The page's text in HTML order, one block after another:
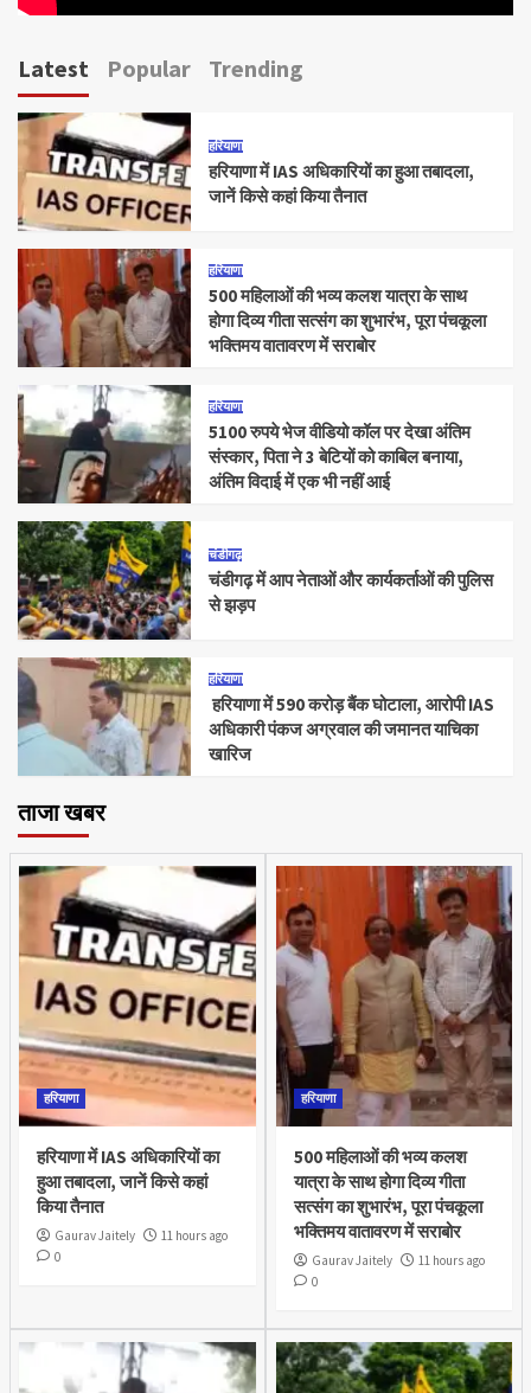
Latest Popular Trending
हरियाणा
हरियाणा में IAS अधिकारियों का हुआ तबादला,
जानें किसे कहां किया तैनात
हरियाणा
500 महिलाओं की भव्य कलश यात्रा के साथ
होगा दिव्य गीता सत्संग का शुभारंभ, पूरा पंचकूला
भक्तिमय वातावरण में सराबोर
हरियाणा
5100 रुपये भेज वीडियो कॉल पर देखा अंतिम
संस्कार, पिता ने 3 बेटियों को काबिल बनाया,
अंतिम विदाई में एक भी नहीं आई
चंडीगढ़
चंडीगढ़ में आप नेताओं और कार्यकर्ताओं की पुलिस
से झड़प
हरियाणा
हरियाणा में 590 करोड़ बैंक घोटाला, आरोपी IAS
अधिकारी पंकज अग्रवाल की जमानत याचिका
खारिज
ताजा खबर
हरियाणा
हरियाणा में IAS अधिकारियों का
हुआ तबादला, जानें किसे कहां
किया तैनात
Gaurav Jaitely
11 hours ago
0
हरियाणा
500 महिलाओं की भव्य कलश
यात्रा के साथ होगा दिव्य गीता
सत्संग का शुभारंभ, पूरा पंचकूला
भक्तिमय वातावरण में सराबोर
Gaurav Jaitely
11 hours ago
0